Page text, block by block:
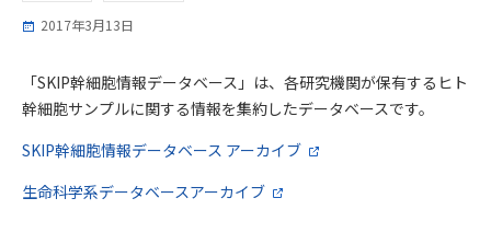
2017年3月13日
「SKIP幹細胞情報データベース」は、各研究機関が保有するヒト
幹細胞サンプルに関する情報を集約したデータベースです。
SKIP幹細胞情報データベース アーカイブ
生命科学系データベースアーカイブ